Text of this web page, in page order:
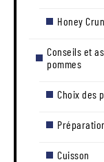
Honey
Conseils et
pommes
Choix des
Cuisson